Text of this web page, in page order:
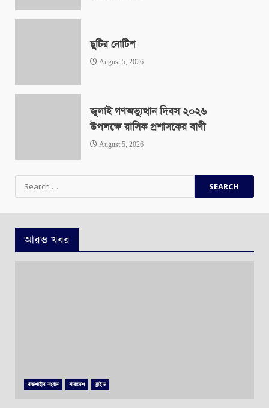
ছুটির নোটিশ
August 5, 2026
জুলাই গণঅভ্যুত্থান দিবস ২০২৬
উপলক্ষে রাসিক প্রশাসকের বাণী
August 5, 2026
Search
for:
আরও খবর
রাজশাহীর সংবাদ সারাদেশ স্লাইড